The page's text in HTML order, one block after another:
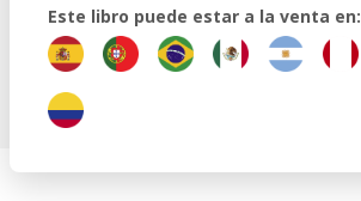
Este libro puede estar a la venta en: